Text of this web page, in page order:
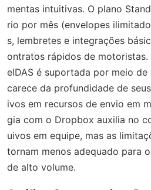
mentas intuitivas. O plano
rio por mês (envelopes
s, lembretes e integrações
ontratos rápidos de
eIDAS é suportada por meio
carece da profundidade de
ivos em recursos de envio em
gia com o Dropbox auxilia no
uivos em equipe, mas as
tornam menos adequado para
de alto volume.